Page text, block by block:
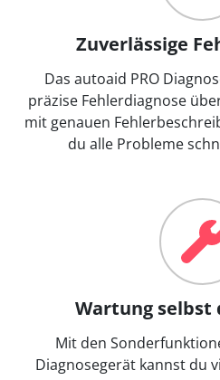
Zuverlässige
Das autoaid PRO
präzise Fehlerdiagnose
mit genauen
du alle Probleme
Wartung
Mit den
Diagnosegerät kannst du